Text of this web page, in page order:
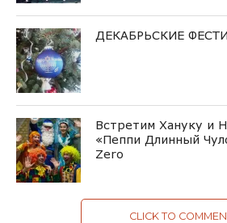
ДЕКАБРЬСКИЕ
Встретим Хануку и
«Пеппи Длинный
Zero
CLICK TO